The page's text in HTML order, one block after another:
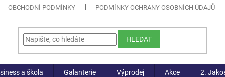
OBCHODNÍ PODMÍNKY PODMÍNKY OCHRANY OSOBNÍCH ÚDAJŮ
HLEDAT
a škola Galanterie Výprodej Akce 2.